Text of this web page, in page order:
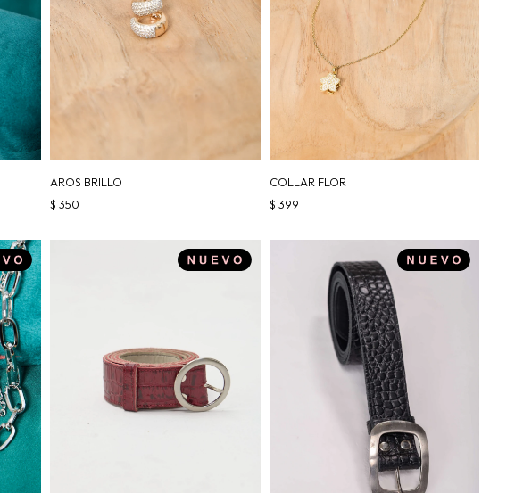
AROS BRILLO
$ 350
COLLAR FLOR
$ 399